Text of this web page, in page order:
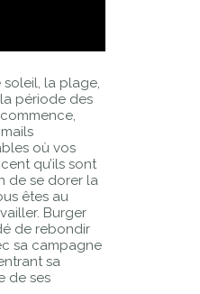
soleil, la plage,
période des
où vos
qu’ils sont
de se dorer la
êtes au
Burger
de rebondir
sa campagne
sa
de ses